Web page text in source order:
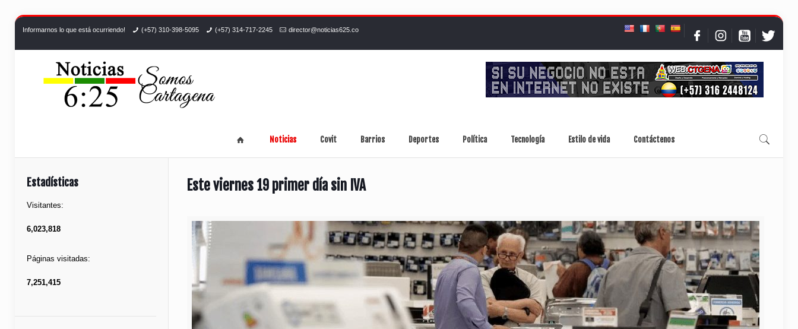
Informarnos lo que está ocurriendo! (+57) 310-398-5095 (+57) 314-717-2245 director@noticias625.co
Noticias Covit Barrios Deportes Política Tecnología Estilo de vida Contáctenos
Este viernes 19 primer día sin IVA
Estadísticas
Visitantes:
6,023,818
Páginas visitadas:
7,251,415